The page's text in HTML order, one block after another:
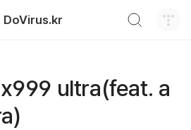
DoVirus.kr
ultra(feat. a